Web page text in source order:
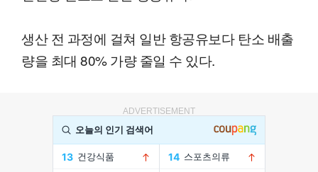
생산 전 과정에 걸쳐 일반 항공유보다 탄소 배출
량을 최대 80% 가량 줄일 수 있다.
ADVERTISEMENT